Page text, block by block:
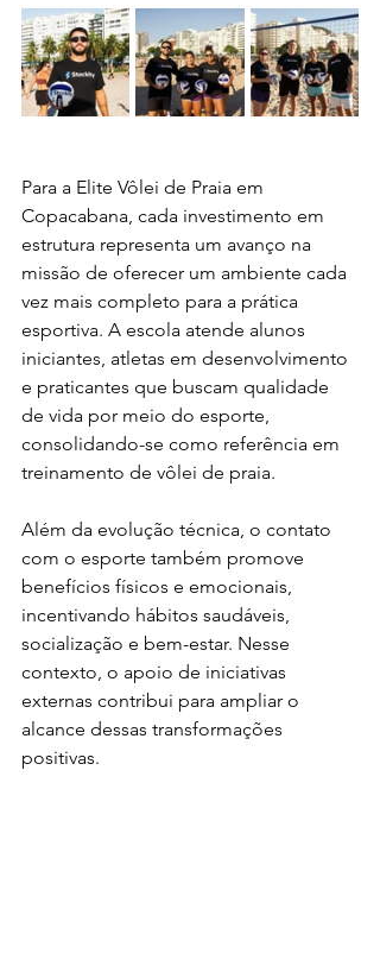
Para a Elite Vôlei de Praia em
Copacabana, cada investimento em
estrutura representa um avanço na
missão de oferecer um ambiente cada
vez mais completo para a prática
esportiva. A escola atende alunos
iniciantes, atletas em desenvolvimento
e praticantes que buscam qualidade
de vida por meio do esporte,
consolidando-se como referência em
treinamento de vôlei de praia.
Além da evolução técnica, o contato
com o esporte também promove
benefícios físicos e emocionais,
incentivando hábitos saudáveis,
socialização e bem-estar. Nesse
contexto, o apoio de iniciativas
externas contribui para ampliar o
alcance dessas transformações
positivas.